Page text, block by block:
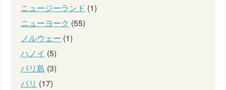
ニュージーランド (1)
ニューヨーク (55)
ノルウェー (1)
ハノイ (5)
バリ島 (3)
パリ (17)